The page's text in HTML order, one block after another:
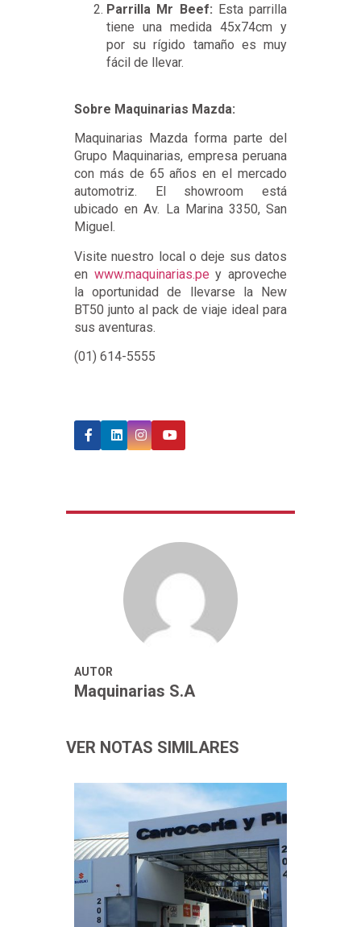
Parrilla Mr Beef: Esta parrilla
tiene una medida 45x74cm y
por su rígido tamaño es muy
fácil de llevar.
Sobre Maquinarias Mazda:
Maquinarias Mazda forma parte del
Grupo Maquinarias, empresa peruana
con más de 65 años en el mercado
automotriz. El showroom está
ubicado en Av. La Marina 3350, San
Miguel.
Visite nuestro local o deje sus datos
en www.maquinarias.pe y aproveche
la oportunidad de llevarse la New
BT50 junto al pack de viaje ideal para
sus aventuras.
(01) 614-5555
AUTOR
Maquinarias S.A
VER NOTAS SIMILARES